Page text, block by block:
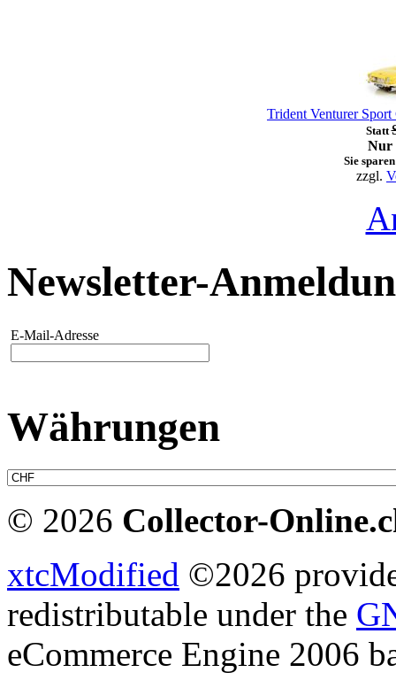
Trident Venturer
Statt
Nur
Sie
zzgl.
Newsletter-
E-Mail-Adresse
Währungen
© 2026 Collector-
xtcModified ©2026
redistributable under the
eCommerce Engine 2006